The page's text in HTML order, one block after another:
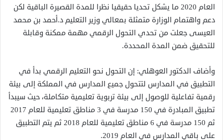
العام 2020 ما يشكل تحديا حقيقيا نظرا للمدة القصيرة الباقية لكن
دعم واهتمام الوزارة متمثلة بمعالي وزير التعليم د.أحمد بن محمد
العيسى جعلت من تحدي التحول الرقمي مهمة ممكنة وقابلة
للتحقيق ضمن المدة المحددة.
وأضاف الدكتور العوهلي: إن التحول نحو التعليم الرقمي بدأ في
التطبيق في المدارس لتتحول جميع المدارس في المملكة إلى بيئة
رقمية تفاعلية للوصول إلى بيئة تربوية تعليمية متكاملة، حيث سيبدأ
تطبيق المبادرة في 150 مدرسة في 3 مناطق تعليمية للعام 2017
ثم 150 مدرسة في 6 مناطق تعليمية للعام 2018 ثم يتم التطبيق
على باقي المدارس في العام 2019.